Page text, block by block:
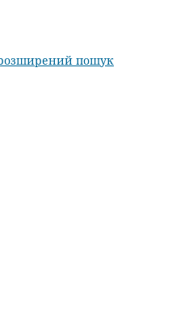
пошук